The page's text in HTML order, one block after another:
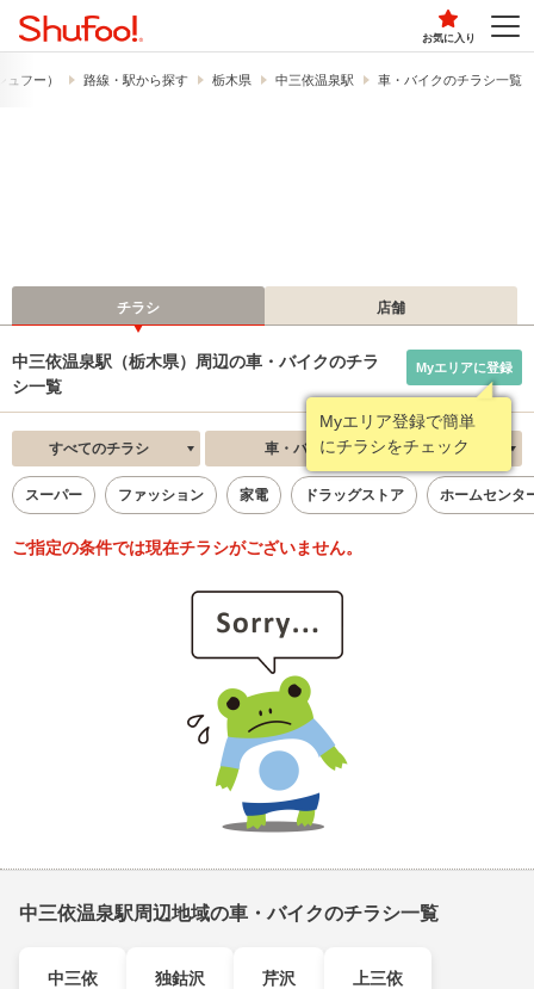
お気に入り
フー） 路線・駅から探す 栃木県 中三依温泉駅 車・バイクのチラシ一覧
チラシ 店舗
中三依温泉駅（栃木県）周辺の車・バイクのチラ
シ一覧
Myエリア登録で簡単
にチラシをチェック
Myエリアに登録
すべてのチラシ 車・バイク 新着順
スーパー ファッション 家電 ドラッグストア ホームセンタ
ご指定の条件では現在チラシがございません。
中三依温泉駅周辺地域の車・バイクのチラシ一覧
中三依 独鈷沢 芹沢 上三依